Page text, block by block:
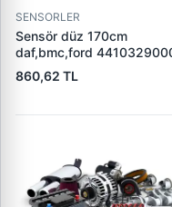
SENSORLER
Sensör düz 170cm
daf,bmc,ford
860,62 TL